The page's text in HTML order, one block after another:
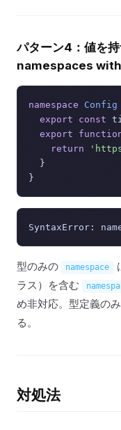
パターン4：値を
namespaces
namespace Config
export
const
export
return
  }
型のみの namespace
ラス）を含む
め非対応。型定義の
る。
対処法